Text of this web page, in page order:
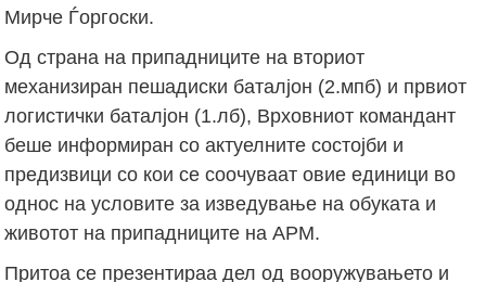
Мирче Ѓоргоски.
Од страна на припадниците на вториот
механизиран пешадиски баталјон (2.мпб) и првиот
логистички баталјон (1.лб), Врховниот командант
беше информиран со актуелните состојби и
предизвици со кои се соочуваaт овие единици во
однос на условите за изведување на обуката и
животот на припадниците на АРМ.
Притоа се презентираа дел од вооружувањето и